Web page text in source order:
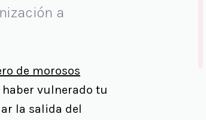
a
de morosos
haber vulnerado tu
la salida del